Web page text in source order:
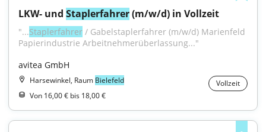
LKW- und Staplerfahrer (m/w/d) in Vollzeit
"...Staplerfahrer / Gabelstaplerfahrer (m/w/d) Marienfeld
Papierindustrie Arbeitnehmerüberlassung..."
avitea GmbH
Harsewinkel, Raum Bielefeld
Vollzeit
Von 16,00 € bis 18,00 €